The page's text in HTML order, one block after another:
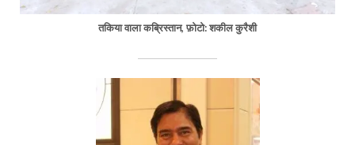
तकिया वाला कब्रिस्तान, फ़ोटो: शकील कुरैशी